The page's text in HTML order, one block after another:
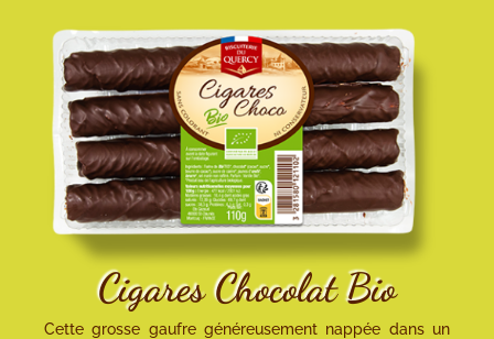
Cigares Chocolat Bio
Cette grosse gaufre généreusement nappée dans un